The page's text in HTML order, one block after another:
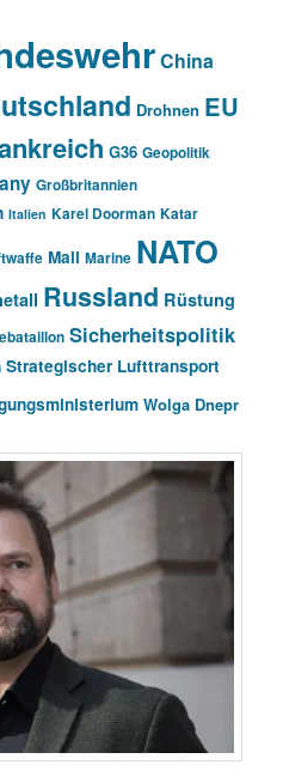
China
Drohnen EU
G36 Geopolitik
Großbritannien
Italien Karel Doorman Katar
Mali Marine NATO
Russland Rüstung
Sicherheitspolitik
Strategischer Lufttransport
Wolga Dnepr